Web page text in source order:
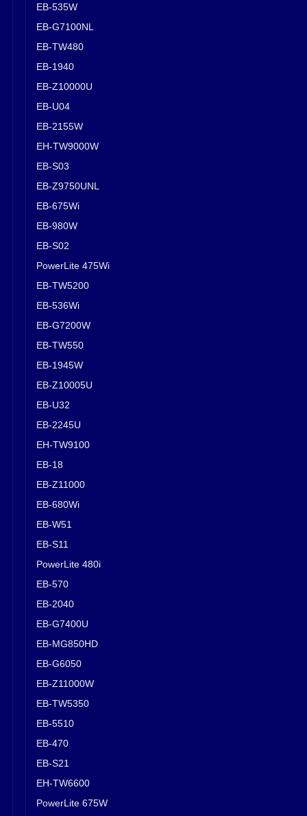
EB-535W
EB-G7100NL
EB-TW480
EB-1940
EB-Z10000U
EB-U04
EB-2155W
EH-TW9000W
EB-S03
EB-Z9750UNL
EB-675Wi
EB-980W
EB-S02
PowerLite 475Wi
EB-TW5200
EB-536Wi
EB-G7200W
EB-TW550
EB-1945W
EB-Z10005U
EB-U32
EB-2245U
EH-TW9100
EB-18
EB-Z11000
EB-680Wi
EB-W51
EB-S11
PowerLite 480i
EB-570
EB-2040
EB-G7400U
EB-MG850HD
EB-G6050
EB-Z11000W
EB-TW5350
EB-5510
EB-470
EB-S21
EH-TW6600
PowerLite 675W